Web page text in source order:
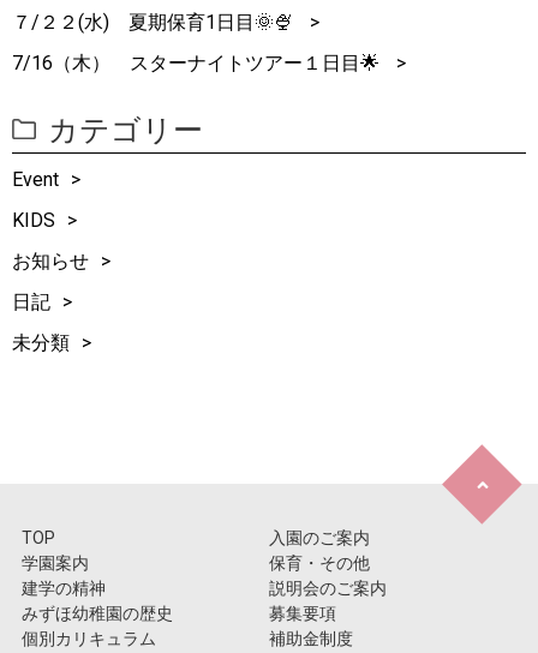
７/２２(水) 夏期保育1日目🌞🍨
7/16（木） スターナイトツアー１日目🌟
カテゴリー
Event
KIDS
お知らせ
日記
未分類
TOP
学園案内
建学の精神
みずほ幼稚園の歴史
個別カリキュラム
入園のご案内
保育・その他
説明会のご案内
募集要項
補助金制度